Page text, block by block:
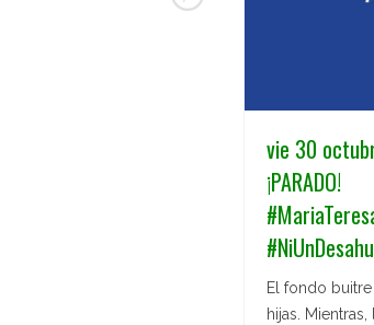
vie 30
¡PARADO!
El fondo buitre
hijas.